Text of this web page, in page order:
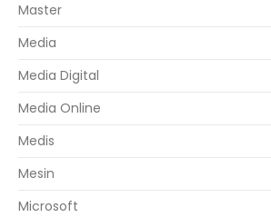
Master
Media
Media Digital
Media Online
Medis
Mesin
Microsoft